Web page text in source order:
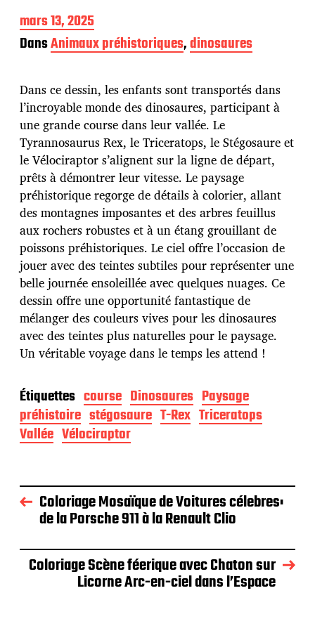
D
a
t
e
p
u
b
l
i
c
a
t
i
o
n
mars 13, 2025
DansAnimaux préhistoriques,dinosaures
Dans ce dessin, les enfants sont transportés dans
l’incroyable monde des dinosaures, participant à
une grande course dans leur vallée. Le
Tyrannosaurus Rex, le Triceratops, le Stégosaure et
le Vélociraptor s’alignent sur la ligne de départ,
prêts à démontrer leur vitesse. Le paysage
préhistorique regorge de détails à colorier, allant
des montagnes imposantes et des arbres feuillus
aux rochers robustes et à un étang grouillant de
poissons préhistoriques. Le ciel offre l’occasion de
jouer avec des teintes subtiles pour représenter une
belle journée ensoleillée avec quelques nuages. Ce
dessin offre une opportunité fantastique de
mélanger des couleurs vives pour les dinosaures
avec des teintes plus naturelles pour le paysage.
Un véritable voyage dans le temps les attend !
Étiquettes course Dinosaures Paysage
préhistoire stégosaure T-Rex Triceratops
Vallée Vélociraptor
Coloriage Mosaïque de Voitures célebres:
de la Porsche 911 à la Renault Clio
Coloriage Scène féerique avec Chaton sur
Licorne Arc-en-ciel dans l’Espace